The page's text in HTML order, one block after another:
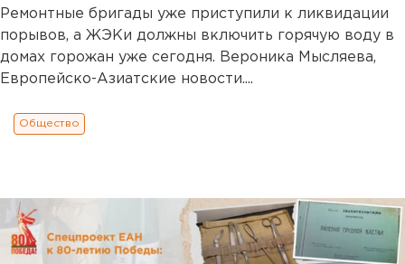
Ремонтные бригады уже приступили к ликвидации
порывов, а ЖЭКи должны включить горячую воду в
домах горожан уже сегодня. Вероника Мысляева,
Европейско-Азиатские новости....
Общество